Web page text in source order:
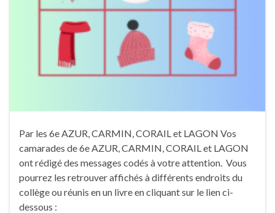
Par les 6e AZUR, CARMIN, CORAIL et LAGON Vos
camarades de 6e AZUR, CARMIN, CORAIL et LAGON
ont rédigé des messages codés à votre attention. Vous
pourrez les retrouver affichés à différents endroits du
collège ou réunis en un livre en cliquant sur le lien ci-
dessous :